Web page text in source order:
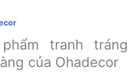
tranh tráng
của Ohadecor